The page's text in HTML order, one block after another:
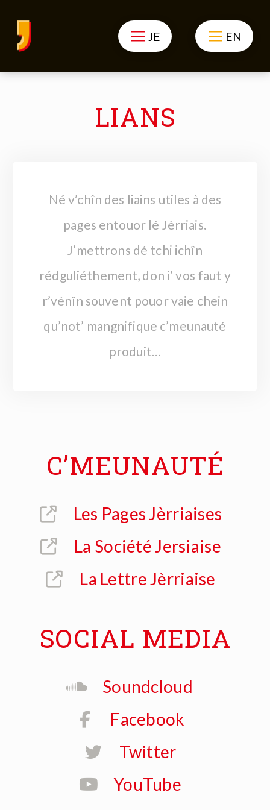
JE EN
LIANS
Né v’chîn des liains utiles à des
pages entouor lé Jèrriais.
J’mettrons dé tchi ichîn
rédguliéthement, don i’ vos faut y
r’vénîn souvent pouor vaie chein
qu’not’ mangnifique c’meunauté
produit…
C’MEUNAUTÉ
Les Pages Jèrriaises
La Société Jersiaise
La Lettre Jèrriaise
SOCIAL MEDIA
Soundcloud
Facebook
Twitter
YouTube